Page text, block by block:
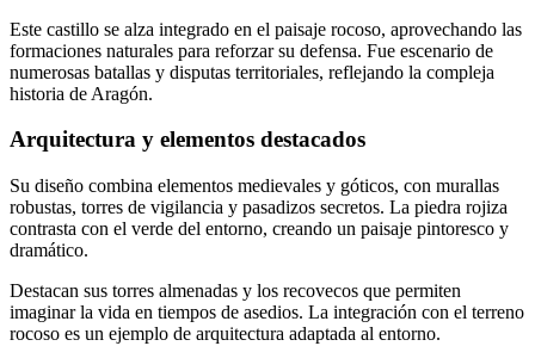
Este castillo se alza integrado en el paisaje rocoso, aprovechando las
formaciones naturales para reforzar su defensa. Fue escenario de
numerosas batallas y disputas territoriales, reflejando la compleja
historia de Aragón.
Arquitectura y elementos destacados
Su diseño combina elementos medievales y góticos, con murallas
robustas, torres de vigilancia y pasadizos secretos. La piedra rojiza
contrasta con el verde del entorno, creando un paisaje pintoresco y
dramático.
Destacan sus torres almenadas y los recovecos que permiten
imaginar la vida en tiempos de asedios. La integración con el terreno
rocoso es un ejemplo de arquitectura adaptada al entorno.